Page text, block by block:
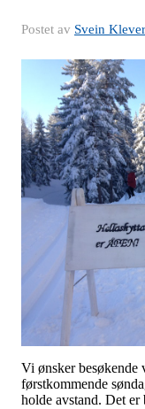
Postet av Svein
Vi ønsker besøkende
førstkommende
holde avstand. Det er